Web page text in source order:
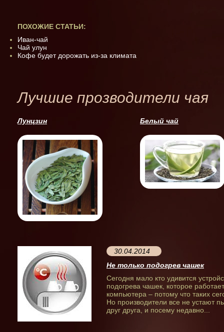
ПОХОЖИЕ СТАТЬИ:
Иван-чай
Чай улун
Кофе будет дорожать из-за климата
Лучшие прозводители чая
Лунцзин Белый чай
30.04.2014
Не только подогрев чашек
Сегодня мало кто удивится
подогрева чашек, которое
компьютера – потому что таких
Но производители все не устают
друг друга, и посему недавно...